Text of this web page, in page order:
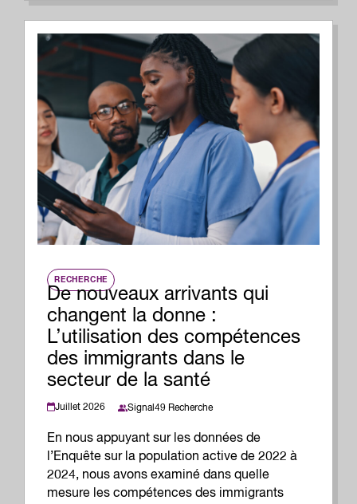
RECHERCHE
De nouveaux arrivants qui
changent la donne :
L’utilisation des compétences
des immigrants dans le
secteur de la santé
Juillet 2026 Signal49 Recherche
En nous appuyant sur les données de
l’Enquête sur la population active de 2022 à
2024, nous avons examiné dans quelle
mesure les compétences des immigrants